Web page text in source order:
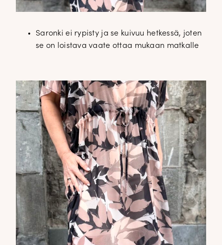
Saronki ei rypisty ja se kuivuu hetkessä, joten
se on loistava vaate ottaa mukaan matkalle